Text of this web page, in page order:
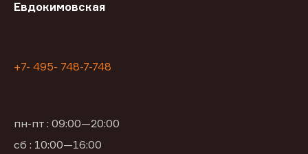
Евдокимовская
+7- 495- 748-7-748
пн-пт : 09:00—20:00
сб : 10:00—16:00